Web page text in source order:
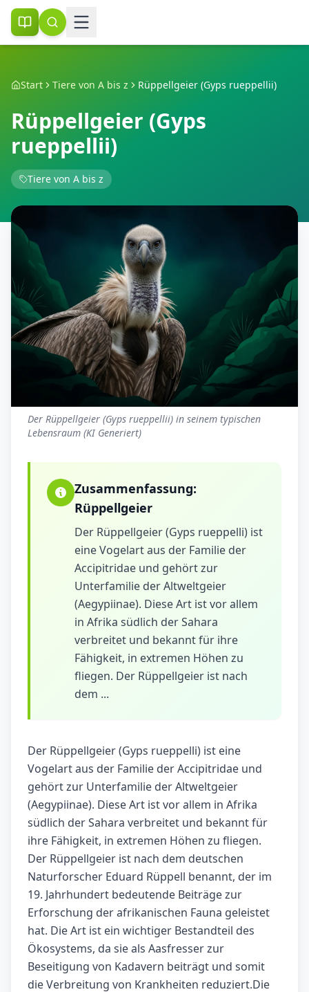
Start Tiere von A bis z Rüppellgeier (Gyps rueppellii)
Rüppellgeier (Gyps
rueppellii)
Tiere von A bis z
Der Rüppellgeier (Gyps rueppellii) in seinem typischen
Lebensraum (KI Generiert)
Zusammenfassung:
Rüppellgeier
Der Rüppellgeier (Gyps rueppelli) ist
eine Vogelart aus der Familie der
Accipitridae und gehört zur
Unterfamilie der Altweltgeier
(Aegypiinae). Diese Art ist vor allem
in Afrika südlich der Sahara
verbreitet und bekannt für ihre
Fähigkeit, in extremen Höhen zu
fliegen. Der Rüppellgeier ist nach
dem ...
Der Rüppellgeier (Gyps rueppelli) ist eine
Vogelart aus der Familie der Accipitridae und
gehört zur Unterfamilie der Altweltgeier
(Aegypiinae). Diese Art ist vor allem in Afrika
südlich der Sahara verbreitet und bekannt für
ihre Fähigkeit, in extremen Höhen zu fliegen.
Der Rüppellgeier ist nach dem deutschen
Naturforscher Eduard Rüppell benannt, der im
19. Jahrhundert bedeutende Beiträge zur
Erforschung der afrikanischen Fauna geleistet
hat. Die Art ist ein wichtiger Bestandteil des
Ökosystems, da sie als Aasfresser zur
Beseitigung von Kadavern beiträgt und somit
die Verbreitung von Krankheiten reduziert.Die